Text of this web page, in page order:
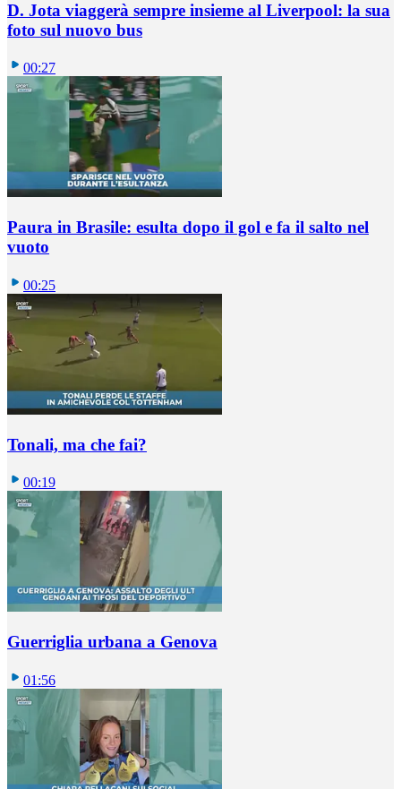
D. Jota viaggerà sempre insieme al Liverpool: la sua
foto sul nuovo bus
00:27
Paura in Brasile: esulta dopo il gol e fa il salto nel
vuoto
00:25
Tonali, ma che fai?
00:19
Guerriglia urbana a Genova
01:56